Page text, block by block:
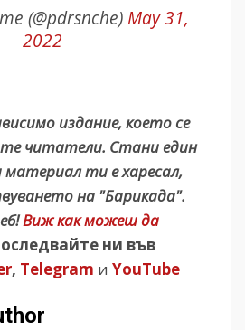
(@pdrsnche)May 31,
2022
издание, което се
читатели. Стани един
ти е харесал,
на "Барикада".
Виж как можеш да
ни във
, Telegram и YouTube